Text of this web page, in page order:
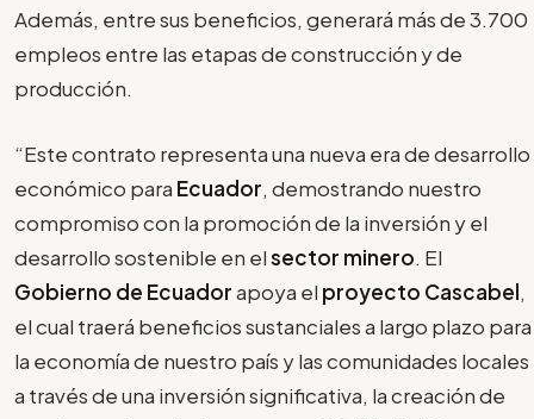
Además, entre sus beneficios, generará más de 3.700
empleos entre las etapas de construcción y de
producción.
“Este contrato representa una nueva era de desarrollo
económico para Ecuador, demostrando nuestro
compromiso con la promoción de la inversión y el
desarrollo sostenible en elsector minero. El
Gobierno de Ecuadorapoya el proyecto Cascabel,
el cual traerá beneficios sustanciales a largo plazo para
la economía de nuestro país y las comunidades locales
a través de una inversión significativa, la creación de